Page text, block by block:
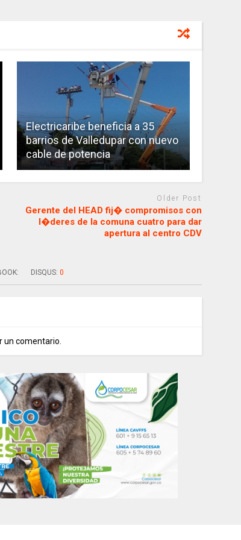
Electricaribe beneficia a 35
barrios de Valledupar con nuevo
cable de potencia
Older Post
Gerente del HEAD fij� compromisos con
l�deres de la comuna cuatro para dar
apertura al centro CDV
DISQUS: 0
un comentario.